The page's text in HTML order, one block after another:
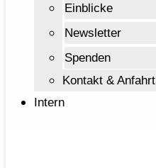
Einblicke
Newsletter
Spenden
Kontakt & Anfahrt
Intern